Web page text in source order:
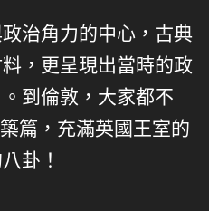
治角力的中心，古典
，更呈現出當時的政
到倫敦，大家都不
篇，充滿英國王室的
卦！